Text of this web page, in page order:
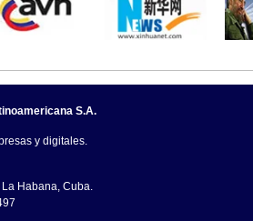
S.A.
y digitales.
Habana, Cuba.